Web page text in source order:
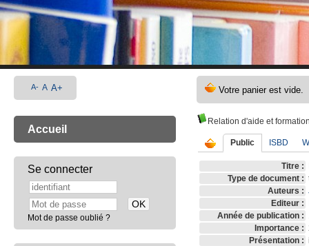
Relation d'aide et
Public ISBD
Titre :
Type de document :
Auteurs :
Editeur :
Année de publication :
Importance :
Présentation :
A- A A+
Accueil
Se connecter
Mot de passe oublié ?